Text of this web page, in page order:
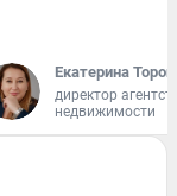
Екатерина
директор
недвижимости